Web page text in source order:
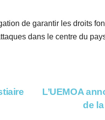
de garantir les droits
dans le centre du
L’UEMOA
de